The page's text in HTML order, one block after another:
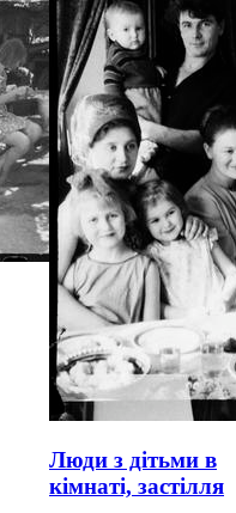
Люди з дітьми в
кімнаті, застілля